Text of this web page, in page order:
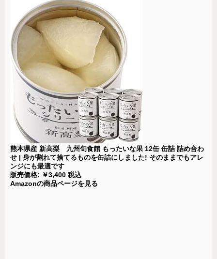
熊本県産 新高梨 九州旬食館 もったいな果 12缶 缶詰 詰め合わ
せ | 身が割れて捨てるものを缶詰にしました! そのままでもアレ
ンジにも最適です
販売価格: ￥3,400 税込
Amazonの商品ページを見る